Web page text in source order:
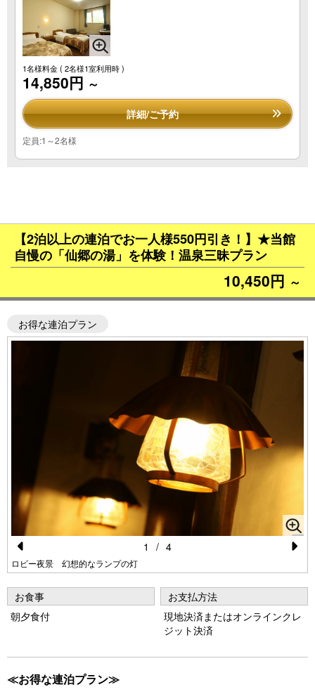
1名様料金( 2名様1室利用時 )
14,850円 ～
詳細/ご予約
定員:1～2名様
【2泊以上の連泊でお一人様550円引き！】★当館
自慢の「仙郷の湯」を体験！温泉三昧プラン
10,450円 ～
お得な連泊プラン
Pr
e
vi
o
ロビー夜景 幻想的なランプの灯
e
xt
1 / 4
お食事
朝夕食付
お支払方法
現地決済またはオンラインクレ
ジット決済
≪お得な連泊プラン≫